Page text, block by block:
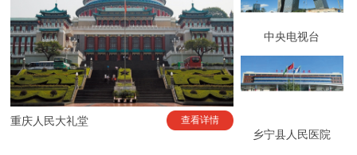
重庆人民大礼堂 查看详情
中央电视台
乡宁县人民医院